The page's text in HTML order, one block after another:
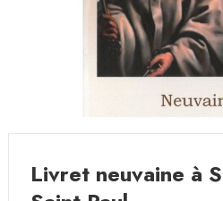
Livret neuvaine à